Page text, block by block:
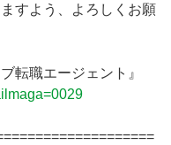
すよう、よろしくお願
転職エージェント』